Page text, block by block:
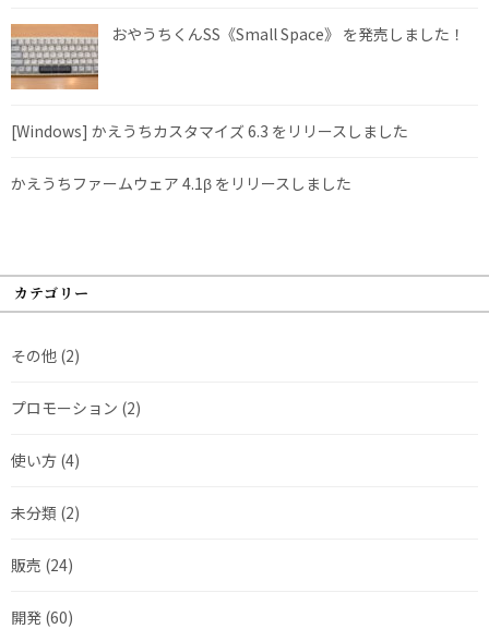
おやうちくんSS《Small Space》 を発売しました！
[Windows] かえうちカスタマイズ 6.3 をリリースしました
かえうちファームウェア 4.1β をリリースしました
カテゴリー
その他 (2)
プロモーション (2)
使い方 (4)
未分類 (2)
販売 (24)
開発 (60)